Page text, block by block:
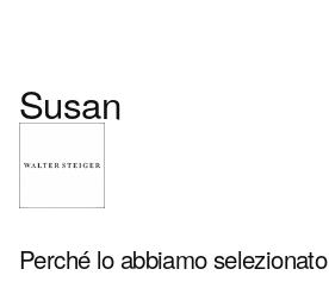
Susan
Perché lo abbiamo selezionato